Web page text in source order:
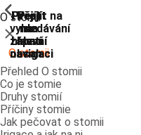
Přejít na
vyhledávání
Přejít
na
hlavní
navigaci
Přejít
na
hlavní
navigaci
Přejít
na
hlavní
obsah
Přejít
na
zápatí
O stomii
ShowPrevious
Zavřít
O stomii
Přehled O stomii
Co je stomie
Druhy stomií
Příčiny stomie
Jak pečovat o stomii
ShowPrevious
ShowPrevious
ShowPrevious
ShowPrevious
ShowPrevious
ShowPrevious
ShowPrevious